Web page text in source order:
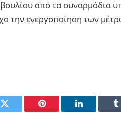
από τα συναρμόδια
την ενεργοποίηση των
Twitter Pinterest LinkedIn